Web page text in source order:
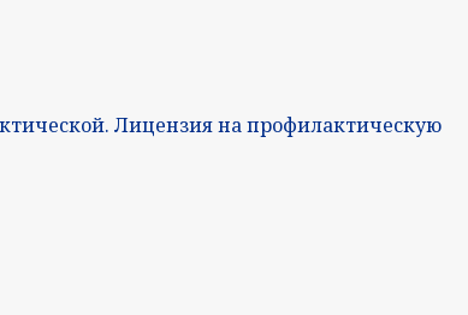
Лицензия на профилактическую